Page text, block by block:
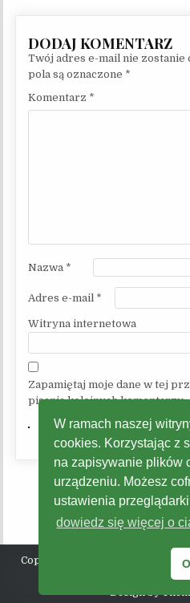
Twój adres e-mail nie zostanie
pola są oznaczone *
Komentarz *
Nazwa *
Adres e-mail *
Witryna internetowa
Zapamiętaj moje dane w tej
pisania kolejnych komentarzy.
Copyright © 2026 Gminne
Design by
W ramach naszej
cookies. Korzystając z
na zapisywanie plików
urządzeniu. Możesz
ustawienia
dowiedz się więcej o